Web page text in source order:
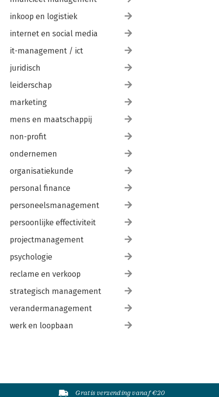
inkoop en logistiek
internet en social media
it-management / ict
juridisch
leiderschap
marketing
mens en maatschappij
non-profit
ondernemen
organisatiekunde
personal finance
personeelsmanagement
persoonlijke effectiviteit
projectmanagement
psychologie
reclame en verkoop
strategisch management
verandermanagement
werk en loopbaan
Gratis verzending vanaf €20